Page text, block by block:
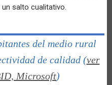
salto cualitativo.
del medio rural
de calidad (ver
Microsoft)